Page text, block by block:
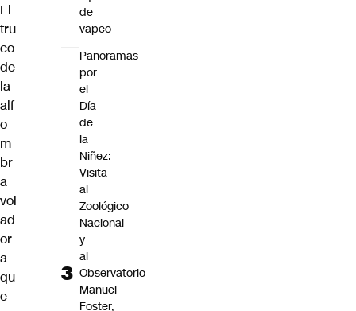
El
tru
co
de
la
alf
o
m
br
a
vol
ad
or
a
qu
e
de
vapeo
Panoramas
por
el
Día
de
la
Niñez:
Visita
al
Zoológico
Nacional
y
al
Observatorio
Manuel
Foster,